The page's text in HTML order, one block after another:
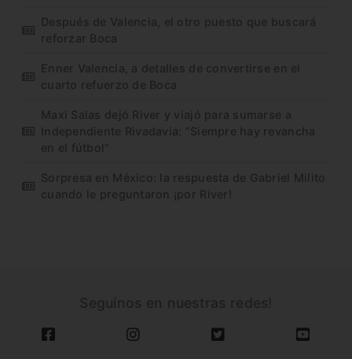
Después de Valencia, el otro puesto que buscará
reforzar Boca
Enner Valencia, a detalles de convertirse en el
cuarto refuerzo de Boca
Maxi Salas dejó River y viajó para sumarse a
Independiente Rivadavia: “Siempre hay revancha
en el fútbol”
Sorpresa en México: la respuesta de Gabriel Milito
cuando le preguntaron ¡por River!